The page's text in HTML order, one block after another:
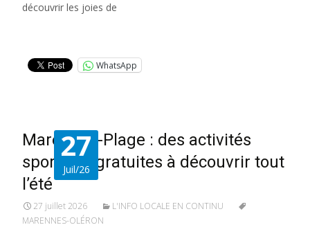
découvrir les joies de
WhatsApp
27
Juil/26
Marennes-Plage : des activités
sportives gratuites à découvrir tout
l’été
27 juillet 2026
L'INFO LOCALE EN CONTINU
MARENNES-OLÉRON